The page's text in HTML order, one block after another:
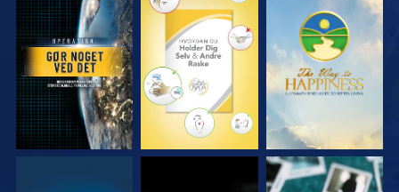
SE SE SE